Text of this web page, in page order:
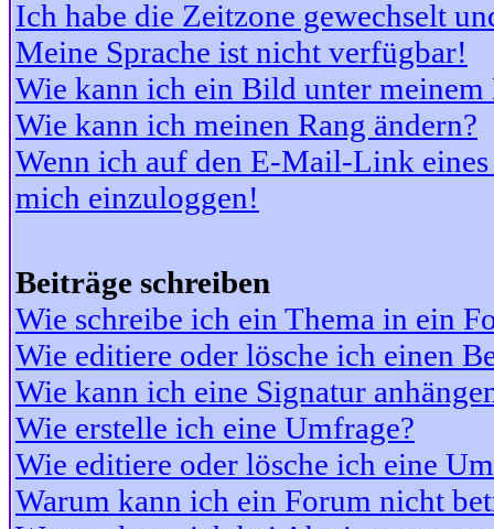
Ich habe die Zeitzone gewechselt
Meine Sprache ist nicht verfügbar!
Wie kann ich ein Bild unter meinem
Wie kann ich meinen Rang ändern?
Wenn ich auf den E-Mail-Link
mich einzuloggen!
Beiträge schreiben
Wie schreibe ich ein Thema in ein
Wie editiere oder lösche ich einen
Wie kann ich eine Signatur
Wie erstelle ich eine Umfrage?
Wie editiere oder lösche ich eine
Warum kann ich ein Forum nicht